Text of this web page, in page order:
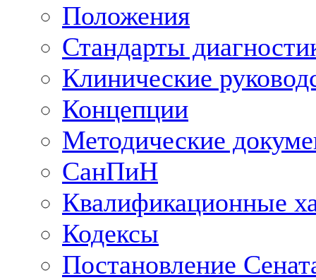
Положения
Стандарты
Клинические
Концепции
Методические
СанПиН
Квалификационные
Кодексы
Постановление